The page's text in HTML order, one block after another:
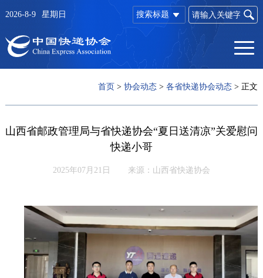
搜索标题
2026-8-9 星期日
首页 >协会动态 >各省快递协会动态 > 正文
山西省邮政管理局与省快递协会“夏日送清凉”关爱慰问
快递小哥
2025年07月21日 来源：山西省快递协会